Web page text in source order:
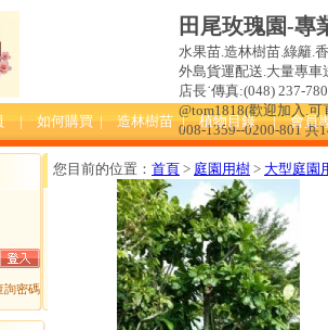
田尾玫瑰園-專
水果苗.造林樹苗.綠籬.
外島貨運配送.大量專車
店長˙傳真:(048) 237-
@tom1818(歡迎加入.
008-1359--0200-801 共
| 如何購買 | 造林樹苗 | 植物目錄 | 會員
詢密碼
您目前的位置： 首頁 > 庭園用樹 > 大型庭園